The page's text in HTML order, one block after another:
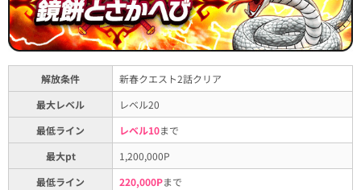
解放条件
新春クエスト2話クリア
最大レベル
レベル20
最低ライン
レベル10まで
最大pt
1,200,000P
最低ライン
220,000Pまで